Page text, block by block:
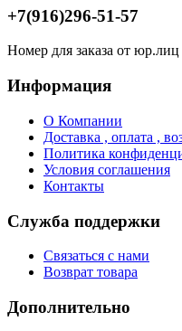
+7(916)296-51-57
Номер для заказа от юр.лиц
Информация
О Компании
Доставка , оплата ,
Политика
Условия соглашения
Контакты
Служба поддержки
Связаться с нами
Возврат товара
Дополнительно